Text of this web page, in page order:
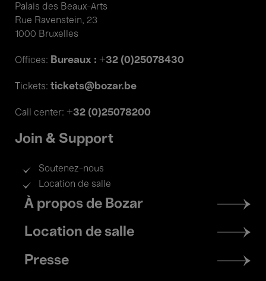
Palais des Beaux-Arts
Rue Ravenstein, 23
1000 Bruxelles
Offices: Bureaux : +32 (0)25078430
Tickets: tickets@bozar.be
Call center: +32 (0)25078200
Join & Support
Soutenez-nous
Location de salle
Footer
menu
À propos de Bozar
Location de salle
Presse